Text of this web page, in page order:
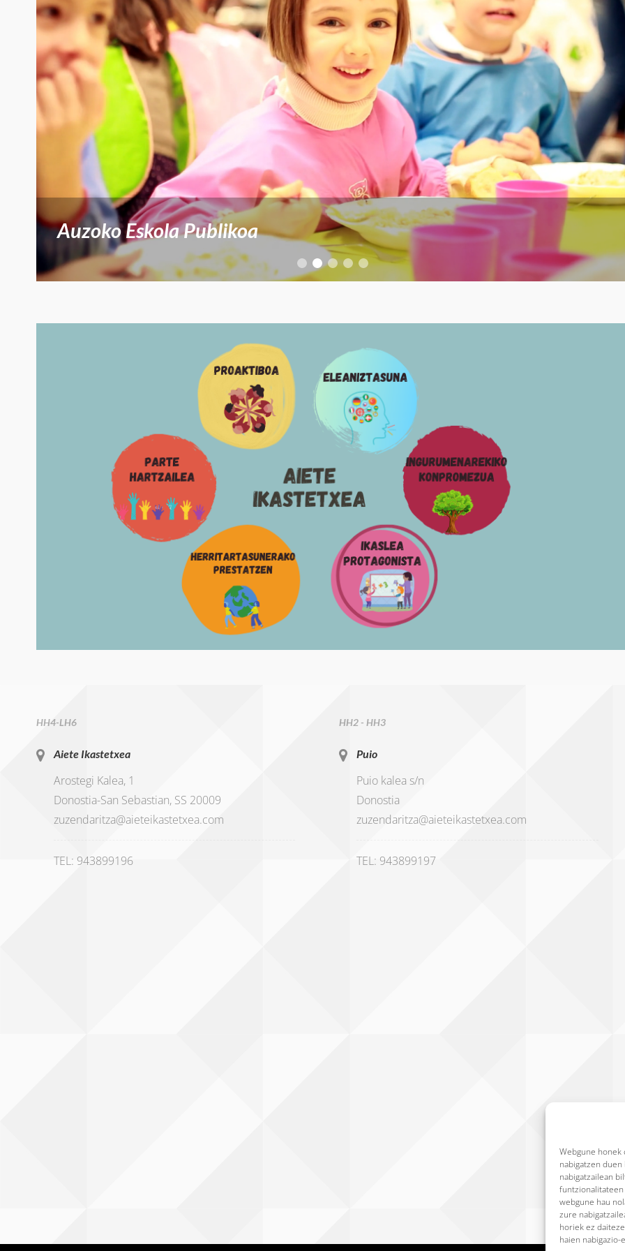
Webgune
nabigatzen
nabigatzailean
webgune hau
zure
horiek ez
haien
Auzoko Eskola Publikoa
HH4-LH6
Aiete Ikastetxea
Arostegi Kalea, 1
Donostia-San Sebastian, SS 20009
zuzendaritza@aieteikastetxea.com
TEL: 943899196
HH2 - HH3
Puio
Puio kalea s/n
Donostia
zuzendaritza@aieteikastetxea.com
TEL: 943899197